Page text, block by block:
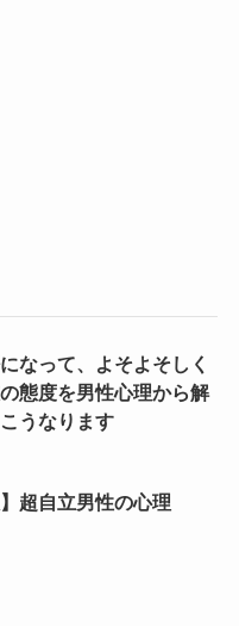
なって、よそよそしく
態度を男性心理から解
うなります
】超自立男性の心理